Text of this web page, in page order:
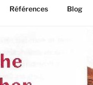
Références Blog